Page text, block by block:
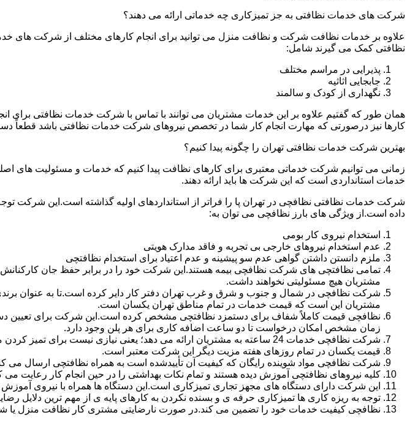
شرکت های خدمات نظافتی به جز تمیزکاری چه خدماتی ارائه می دهند؟
علاوه بر خدمات نظافت شرکت و نظافت منزل می توانید برای انجام کارهای مختلف از شرکت های
نظافتی کمک می گیرند شامل:
پذیرایی در مراسم مختلف
جابجایی اثاثیه
نگهداری از کودک و سالمند
همان طور که گفتیم علاوه بر این خدمات مشتریان می توانند با تماس با شرکت خدمات نظافتی برای
کارها نیز درصورتی که مهارت انجام کار شما در تخصص نیروهای شرکت خدمات نظافتی باشد قطعاً دست
بهترین شرکت خدمات نظافتی تهران را چگونه پیدا کنیم؟
زمانی می توانیم شرکت خدماتی معتبری برای کارهای نظافت پیدا کنیم که خدمات و مسئولیت های
خدمات استانداردی است که این شرکت ها باید ارائه دهند.
شرکت خدمات نظافتی نظافچی در تهران پا را فراتر از استانداردهای اولیه گذاشته است.این شرکت
داده است.از ویژگی های بارز نظافچی می توان به:
استخدام نیروی کار بومی
عدم استخدام نیروهای خارجی بی تجربه و فاقد مدارک هویتی
ملزم دانستن داشتن گواهی عدم سو پیشینه و عدم اعتیاد برای استخدام نظافتچی
تمامی نظافتچی های شرکت نظافچی بیمه هستند.این شرکت خود را در برابر حفظ جان کارکنانش
مشتریان هیچ مسئولیتی نخواهند داشت.
شرکت نظافچی در شمال و جنوب و شرق و غرب تهران دفتر کار دایر کرده است.تا به عنوان
مشتریان این است که قیمت خدمات در تمام مناطق تهران یکسان است.
زمان مشخص امکان درخواست تا دو ساعت اضافه کاری برای هر پلن وجود دارد.
شرکت نظافچی خدمات 24 ساعته به مشتریان ارائه می دهد؛ یعنی نیازی نیست برای تمیز کردن منزل یا شرکت حتماً در ساعت کاری درخواست نظافتچی بدهید.
قیمت یکسان در تمام روزهای هفته مزیت دیگر این شرکت معتبر است.
شرکت نظافچی مواد شوینده رایگان که کیفیت آن تأییدشده است به همراه نظافتچی ارسال می
کلیه نیروهای نظافتچی آموزش دیده هستند و تمام نکات بهداشتی را در حین انجام کار
این شرکت دارای دستگاه های مجهز تجاری تمیزکاری است.این دستگاه ها همراه با نیروی
توجه به ریزه کاری ها تمیزکاری حرفه ی و بسنده نکردن به کارهای پایه ی از مهم ترین دلایل
نظافچی کیفیت خدمات خود را تضمین می کند.در صورت نارضایتی مشتری کار نظافت منزل یا